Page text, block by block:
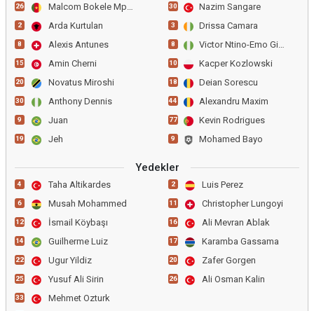
26 Malcom Bokele Mputu
2 Arda Kurtulan
8 Alexis Antunes
15 Amin Cherni
20 Novatus Miroshi
30 Anthony Dennis
9 Juan
19 Jeh
30 Nazim Sangare
3 Drissa Camara
8 Victor Ntino-Emo Gidado
10 Kacper Kozlowski
18 Deian Sorescu
44 Alexandru Maxim
77 Kevin Rodrigues
9 Mohamed Bayo
Yedekler
4 Taha Altikardes
6 Musah Mohammed
12 İsmail Köybaşı
14 Guilherme Luiz
22 Ugur Yildiz
25 Yusuf Ali Sirin
33 Mehmet Ozturk
2 Luis Perez
11 Christopher Lungoyi
16 Ali Mevran Ablak
17 Karamba Gassama
20 Zafer Gorgen
26 Ali Osman Kalin